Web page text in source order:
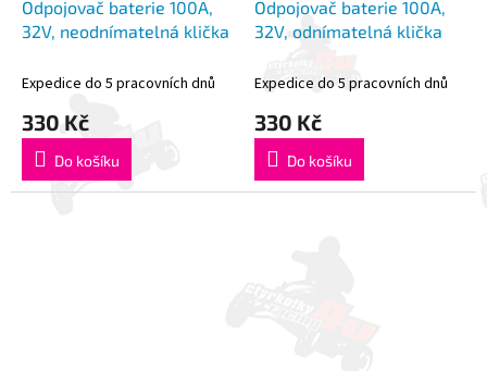
Odpojovač baterie 100A,
32V, neodnímatelná klička
Expedice do 5 pracovních dnů
330 Kč
Do košíku
Odpojovač baterie 100A,
32V, odnímatelná klička
Expedice do 5 pracovních dnů
330 Kč
Do košíku